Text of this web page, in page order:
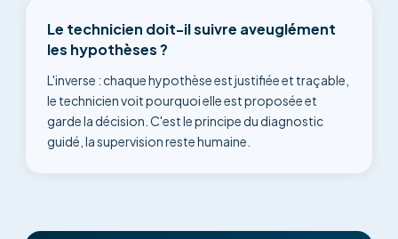
Le technicien doit-il suivre aveuglément
les hypothèses ?
L'inverse : chaque hypothèse est justifiée et traçable,
le technicien voit pourquoi elle est proposée et
garde la décision. C'est le principe du diagnostic
guidé, la supervision reste humaine.